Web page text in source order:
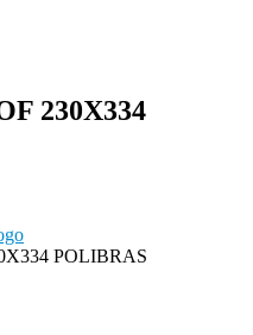
230X334
POLIBRAS